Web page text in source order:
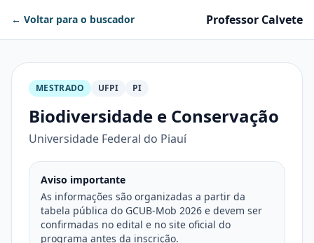
← Voltar para o buscador Professor Calvete
MESTRADO UFPI PI
Biodiversidade e Conservação
Universidade Federal do Piauí
Aviso importante
As informações são organizadas a partir da
tabela pública do GCUB-Mob 2026 e devem ser
confirmadas no edital e no site oficial do
programa antes da inscrição.